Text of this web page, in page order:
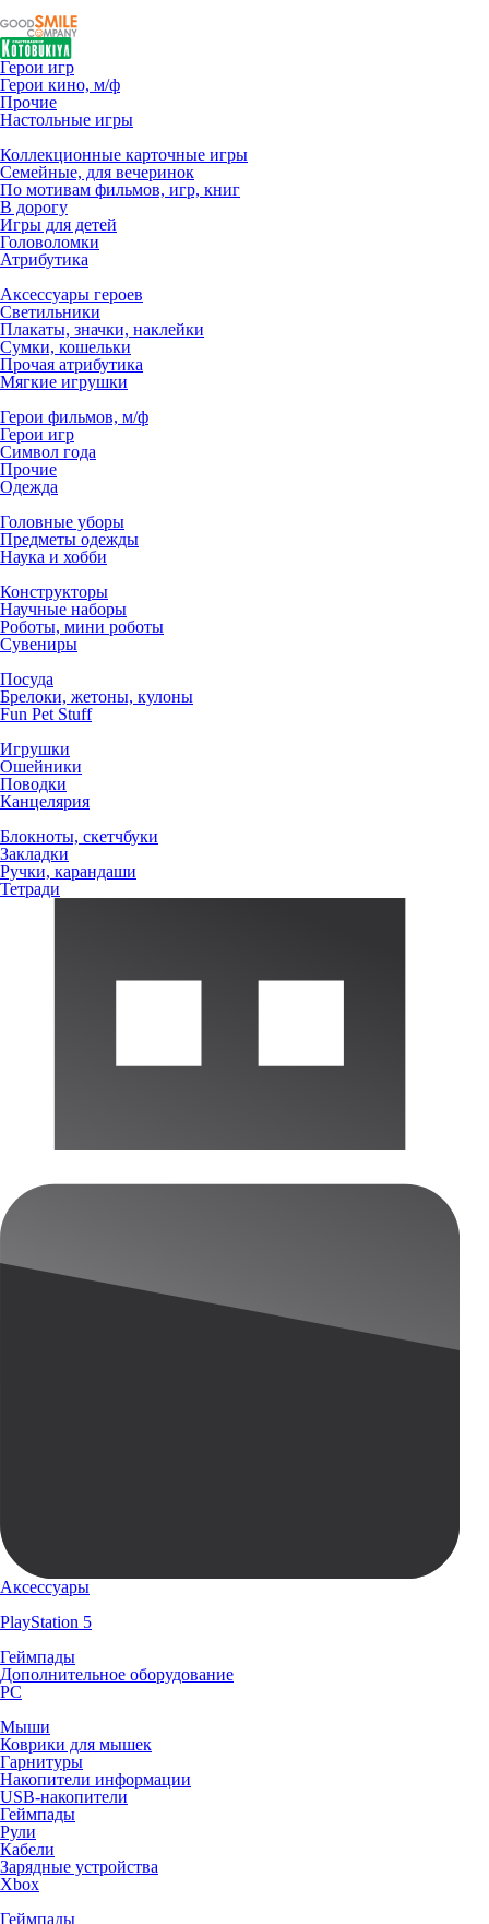
Герои игр
Герои кино, м/ф
Прочие
Настольные игры
Коллекционные карточные игры
Семейные, для вечеринок
По мотивам фильмов, игр, книг
В дорогу
Игры для детей
Головоломки
Атрибутика
Аксессуары героев
Светильники
Плакаты, значки, наклейки
Сумки, кошельки
Прочая атрибутика
Мягкие игрушки
Герои фильмов, м/ф
Герои игр
Символ года
Прочие
Одежда
Головные уборы
Предметы одежды
Наука и хобби
Конструкторы
Научные наборы
Роботы, мини роботы
Сувениры
Посуда
Брелоки, жетоны, кулоны
Fun Pet Stuff
Игрушки
Ошейники
Поводки
Канцелярия
Блокноты, скетчбуки
Закладки
Ручки, карандаши
Тетради
Аксессуары
PlayStation 5
Геймпады
Дополнительное оборудование
PC
Мыши
Коврики для мышек
Гарнитуры
Накопители информации
USB-накопители
Геймпады
Рули
Кабели
Зарядные устройства
Xbox
Геймпады